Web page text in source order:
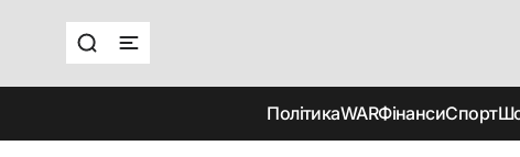
ПолітикаWARФінансиСпорт